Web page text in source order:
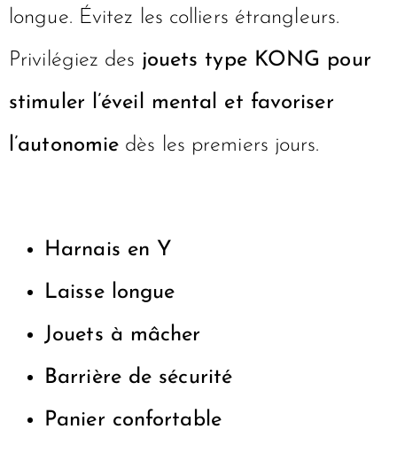
longue. Évitez les colliers étrangleurs.
Privilégiez des jouets type KONG pour
stimuler l’éveil mental et favoriser
l’autonomie dès les premiers jours.
Harnais en Y
Laisse longue
Jouets à mâcher
Barrière de sécurité
Panier confortable